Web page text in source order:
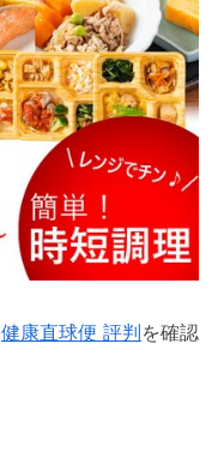
健康直球便 評判を確認